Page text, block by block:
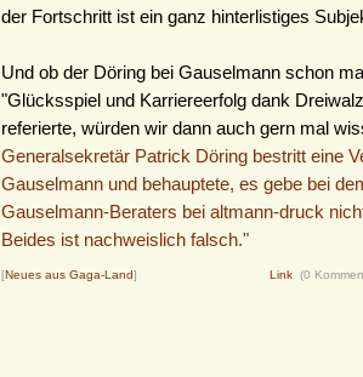
der Fortschritt ist ein ganz hinterlistiges
Und ob der Döring bei Gauselmann schon
"Glücksspiel und Karriereerfolg dank
referierte, würden wir dann auch gern mal
Generalsekretär Patrick Döring bestritt eine
Gauselmann und behauptete, es gebe bei
Gauselmann-Beraters bei altmann-druck
Beides ist nachweislich falsch."
[Neues aus Gaga-Land] Link (0